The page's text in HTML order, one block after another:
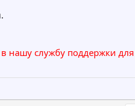
в нашу службу поддержки